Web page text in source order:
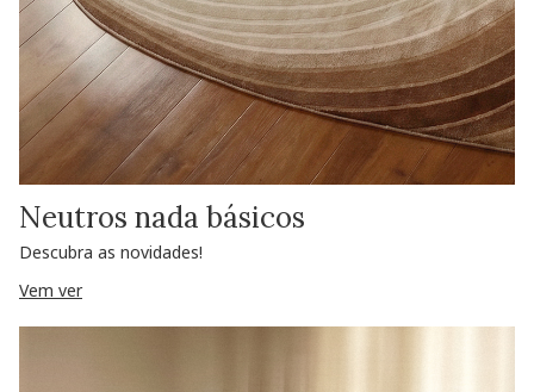
Neutros nada básicos
Descubra as novidades!
Vem ver